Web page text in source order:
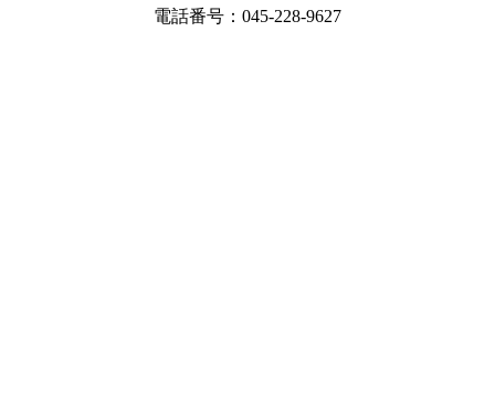
電話番号：045-228-9627